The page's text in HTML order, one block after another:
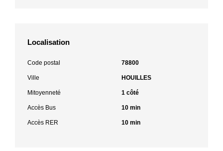
Localisation
Code postal 78800
Ville HOUILLES
Mitoyenneté 1 côté
Accès Bus 10 min
Accès RER 10 min